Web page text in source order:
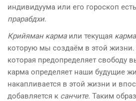
индивидуума или его гороскоп
прарабдхи.
Крийяман кармаили текущая
которую мы создаём в этой жизни.
которая предопределяет свободу
карма определяет наши будущие
накапливается в этой жизни и
добавляется к санчите. Таким